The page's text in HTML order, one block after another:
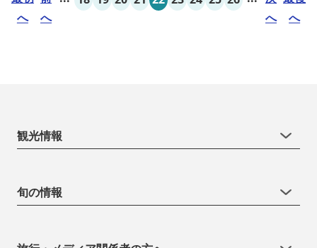
へ
へ
へ
へ
観光情報
旬の情報